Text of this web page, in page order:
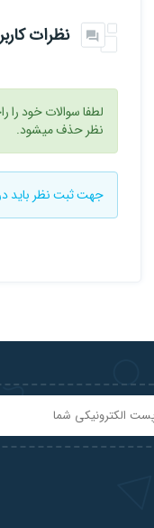
نظرات
لطفا سوالات خود
نظر حذف میشود.
جهت ثبت نظر باید